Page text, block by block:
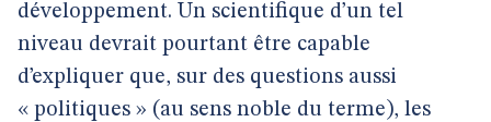
développement. Un scientifique d’un tel
niveau devrait pourtant être capable
d’expliquer que, sur des questions aussi
« politiques » (au sens noble du terme), les